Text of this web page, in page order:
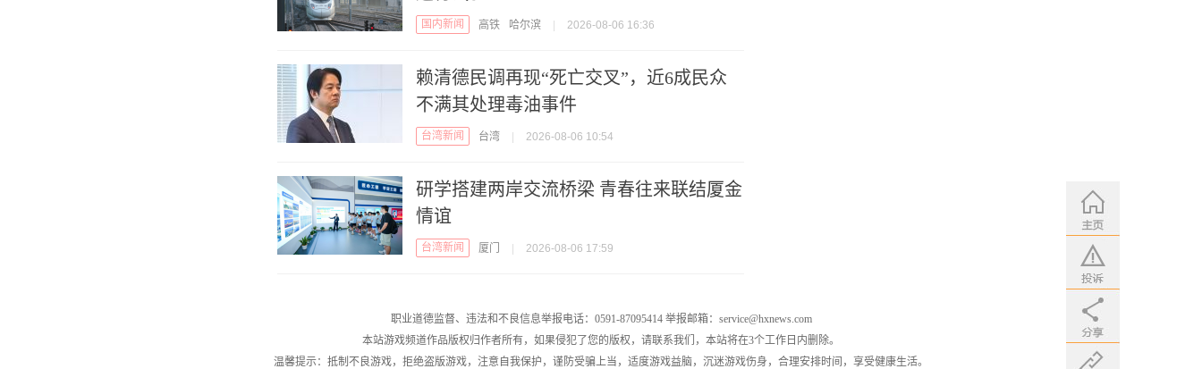
国内新闻 高铁 哈尔滨 2026-08-06 16:36
赖清德民调再现“死亡交叉”，近6成民众
不满其处理毒油事件
台湾新闻 台湾 2026-08-06 10:54
研学搭建两岸交流桥梁 青春往来联结厦金
情谊
台湾新闻 厦门 2026-08-06 17:59
职业道德监督、违法和不良信息举报电话：0591-87095414 举报邮箱：service@hxnews.com
本站游戏频道作品版权归作者所有，如果侵犯了您的版权，请联系我们，本站将在3个工作日内删除。
温馨提示：抵制不良游戏，拒绝盗版游戏，注意自我保护，谨防受骗上当，适度游戏益脑，沉迷游戏伤身，合理安排时间，享受健康生活。